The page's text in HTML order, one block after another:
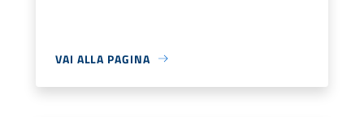
VAI ALLA PAGINA